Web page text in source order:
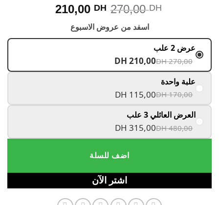
Rated4.67
out of 5
3
customer
ratings
DH
210,00
اسفد من عروض الاسبوع
DH 270,00
DH 210,00
علبة واحدة
DH 170,00
DH 115,00
العرض العائلي 3 علب
DH 480,00
DH 315,00
اضف للسلة